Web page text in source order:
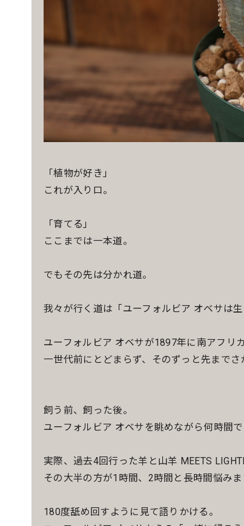
「植物が好き」
これが入り口。
「育てる」
ここまでは一本道。
でもその先は分かれ道。
我々が行く道は「ユーフォルビア オベサは
ユーフォルビア オベサが1897年に南アフリ
一世代前にとどまらず、そのずっと先までさ
飼う前、飼った後。
ユーフォルビア オベサを眺めながら何時間で
実際、過去4回行った羊と山羊 MEETS
その大半の方が1時間、2時間と長時間悩みま
180度舐め回すように見て語りかける。